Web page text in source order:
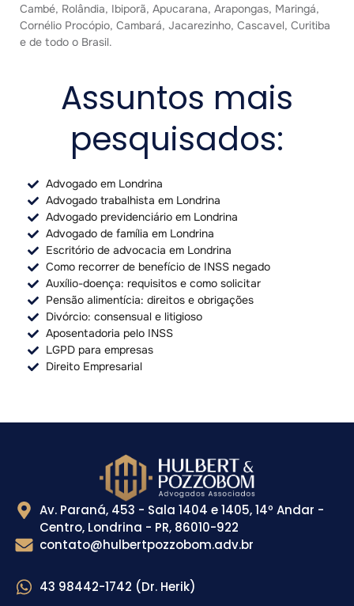
Cambé, Rolândia, Ibiporã, Apucarana, Arapongas, Maringá,
Cornélio Procópio, Cambará, Jacarezinho, Cascavel, Curitiba
e de todo o Brasil.
Assuntos mais
pesquisados:
Advogado em Londrina
Advogado trabalhista em Londrina
Advogado previdenciário em Londrina
Advogado de família em Londrina
Escritório de advocacia em Londrina
Como recorrer de benefício de INSS negado
Auxílio-doença: requisitos e como solicitar
Pensão alimentícia: direitos e obrigações
Divórcio: consensual e litigioso
Aposentadoria pelo INSS
LGPD para empresas
Direito Empresarial
Av. Paraná, 453 - Sala 1404 e 1405, 14º Andar -
Centro, Londrina - PR, 86010-922
contato@hulbertpozzobom.adv.br
43 98442-1742 (Dr. Herik)